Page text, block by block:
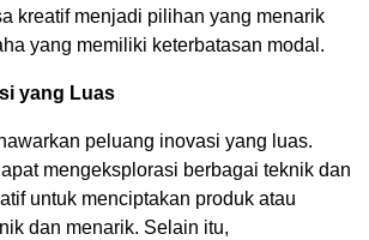
kreatif menjadi pilihan yang menarik
yang memiliki keterbatasan modal.
yang Luas
peluang inovasi yang luas.
mengeksplorasi berbagai teknik dan
untuk menciptakan produk atau
dan menarik. Selain itu,